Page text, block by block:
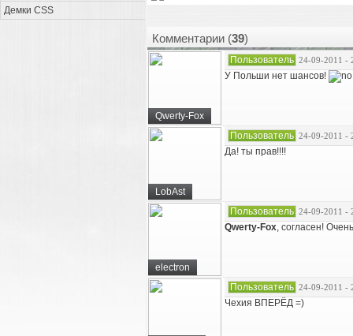
Демки CSS
Комментарии (39)
Qwerty-Fox
Пользователь 24-09-2011 -
У Польши нет шансов!
LobAst
Пользователь 24-09-2011 -
Да! ты прав!!!!
electron
Пользователь 24-09-2011 -
Qwerty-Fox, согласен!
Пользователь 24-09-2011 -
Чехия ВПЕРЁД =)